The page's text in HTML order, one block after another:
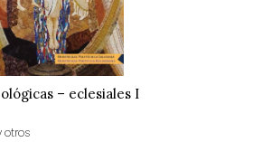
– eclesiales I
otros